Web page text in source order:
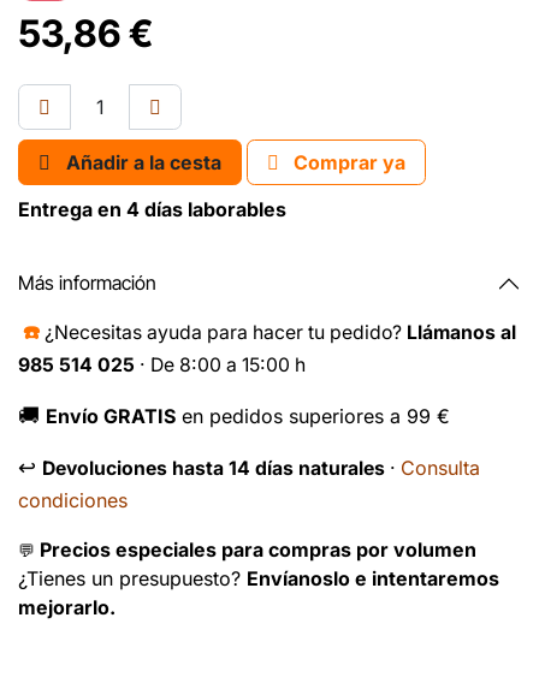
53,86€
Añadir a la cesta
Comprar ya
Entrega en 4 días laborables
Más información
☎️ ¿Necesitas ayuda para hacer tu pedido? Llámanos al
985 514 025 · De 8:00 a 15:00 h
🚚 Envío GRATIS en pedidos superiores a 99 €
↩️ Devoluciones hasta 14 días naturales · Consulta
condiciones
💬 Precios especiales para compras por volumen
¿Tienes un presupuesto? Envíanoslo e intentaremos
mejorarlo.